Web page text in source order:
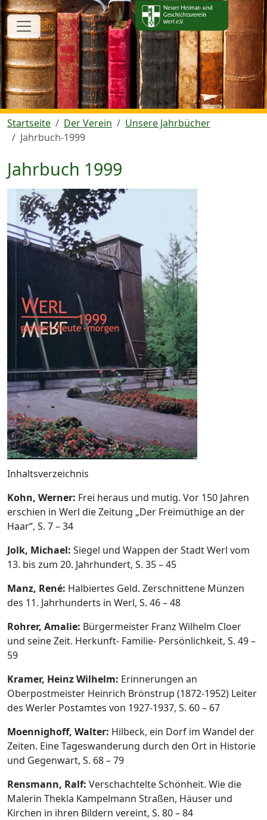
Startseite Der Verein
Unsere Jahrbücher
Jahrbuch-1999
Jahrbuch 1999
Inhaltsverzeichnis
Kohn, Werner: Frei heraus und mutig. Vor 150 Jahren
erschien in Werl die Zeitung „Der Freimüthige an der
Haar“, S. 7 – 34
Jolk, Michael: Siegel und Wappen der Stadt Werl vom
13. bis zum 20. Jahrhundert, S. 35 – 45
Manz, René: Halbiertes Geld. Zerschnittene Münzen
des 11. Jahrhunderts in Werl, S. 46 – 48
Rohrer, Amalie: Bürgermeister Franz Wilhelm Cloer
und seine Zeit. Herkunft- Familie- Persönlichkeit, S. 49 –
59
Kramer, Heinz Wilhelm: Erinnerungen an
Oberpostmeister Heinrich Brönstrup (1872-1952) Leiter
des Werler Postamtes von 1927-1937, S. 60 – 67
Moennighoff, Walter: Hilbeck, ein Dorf im Wandel der
Zeiten. Eine Tageswanderung durch den Ort in Historie
und Gegenwart, S. 68 – 79
Rensmann, Ralf: Verschachtelte Schönheit. Wie die
Malerin Thekla Kampelmann Straßen, Häuser und
Kirchen in ihren Bildern vereint, S. 80 – 84